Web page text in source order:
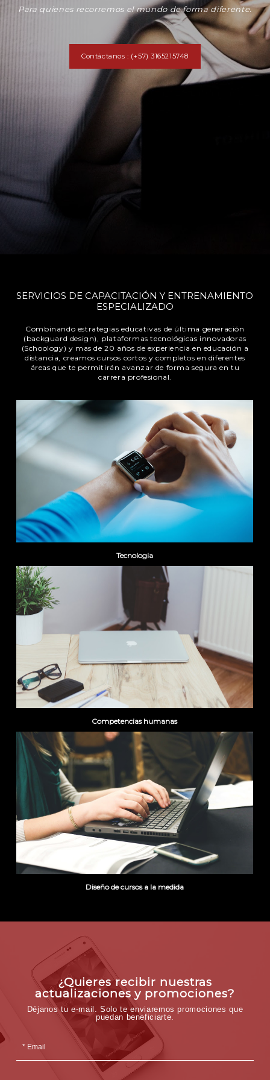
Para quienes recorremos el mundo de forma diferente.
Contáctanos : (+57) 3165215748
SERVICIOS DE CAPACITACIÓN Y ENTRENAMIENTO
ESPECIALIZADO
Combinando estrategias educativas de última generación
(backguard design), plataformas tecnológicas innovadoras
(Schoology) y mas de 20 años de experiencia en educación a
distancia, creamos cursos cortos y completos en diferentes
áreas que te permitirán avanzar de forma segura en tu
carrera profesional.
Tecnologia
Competencias humanas
Diseño de cursos a la medida
¿Quieres recibir nuestras
actualizaciones y promociones?
Déjanos tu e-mail. Solo te enviaremos promociones que
puedan beneficiarte.